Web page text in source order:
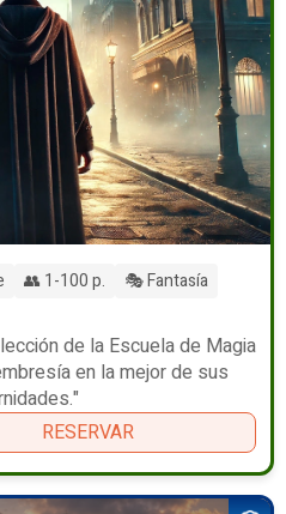
👥 1-100 p.
🎭 Fantasía
de la Escuela de Magia
en la mejor de sus
RESERVAR